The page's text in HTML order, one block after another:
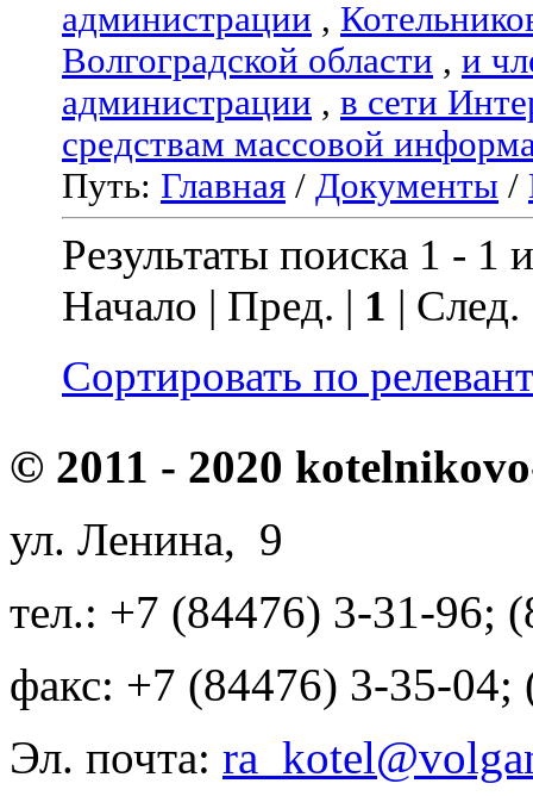
администрации ,
Волгоградской области , и
администрации , в сети
средствам массовой
Путь: Главная / Документы /
Результаты поиска 1 - 1
Начало | Пред. | 1 |
Сортировать по
© 2011 - 2020
ул. Ленина, 9
тел.: +7 (84476) 3-31-96;
факс: +7 (84476) 3-35-04;
Эл. почта: